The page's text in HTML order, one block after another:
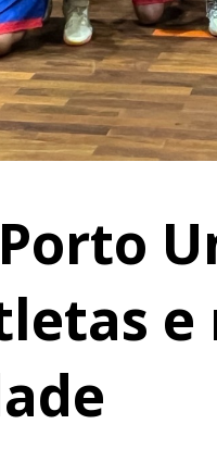
Porto